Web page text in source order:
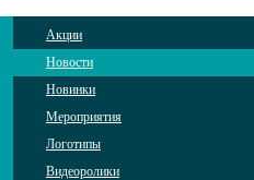
Акции
Новости
Новинки
Мероприятия
Логотипы
Видеоролики